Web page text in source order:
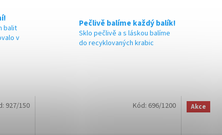
balit
v
Pečlivě balíme každý balík!
Sklo pečlivě a s láskou balíme
do recyklovaných krabic
927/150 Kód: 696/1200 Akce